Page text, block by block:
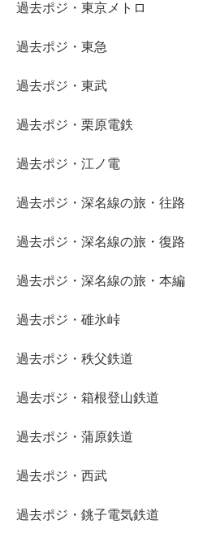
過去ポジ・東京メトロ
過去ポジ・東急
過去ポジ・東武
過去ポジ・栗原電鉄
過去ポジ・江ノ電
過去ポジ・深名線の旅・往路
過去ポジ・深名線の旅・復路
過去ポジ・深名線の旅・本編
過去ポジ・碓氷峠
過去ポジ・秩父鉄道
過去ポジ・箱根登山鉄道
過去ポジ・蒲原鉄道
過去ポジ・西武
過去ポジ・銚子電気鉄道